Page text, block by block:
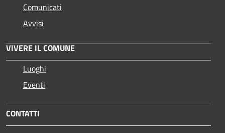
Comunicati
Avvisi
VIVERE IL COMUNE
Luoghi
Eventi
CONTATTI